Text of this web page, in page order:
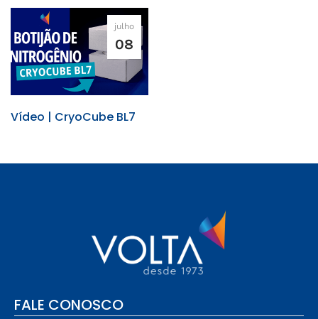
julho
08
Vídeo | CryoCube BL7
FALE CONOSCO